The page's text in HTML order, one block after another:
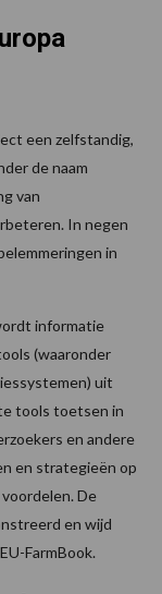
een zelfstandig,
de naam
van
In negen
in
informatie
(waaronder
uit
tools toetsen in
en andere
en strategieën op
De
en wijd
FarmBook.